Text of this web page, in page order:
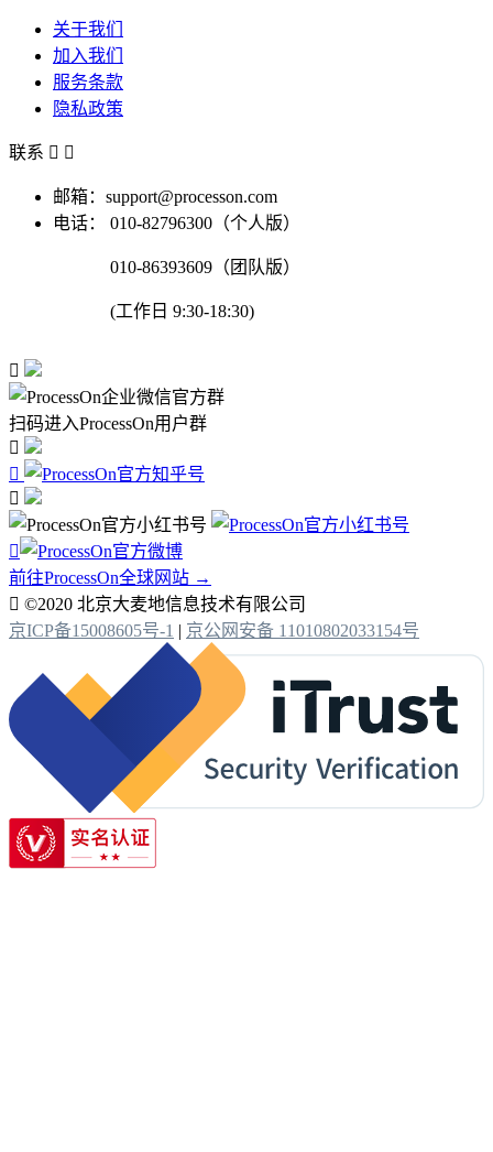
关于我们
加入我们
服务条款
隐私政策
联系  
邮箱：support@processon.com
电话：
010-82796300（个人版）
010-86393609（团队版）
(工作日 9:30-18:30)

扫码进入ProcessOn用户群




前往ProcessOn全球网站 →
 ©2020 北京大麦地信息技术有限公司
京ICP备15008605号-1 | 京公网安备 11010802033154号